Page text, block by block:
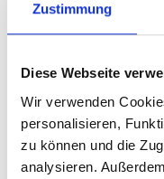
Zustimmung
Diese Webseite
Wir verwenden
personalisieren,
zu können und die
analysieren.